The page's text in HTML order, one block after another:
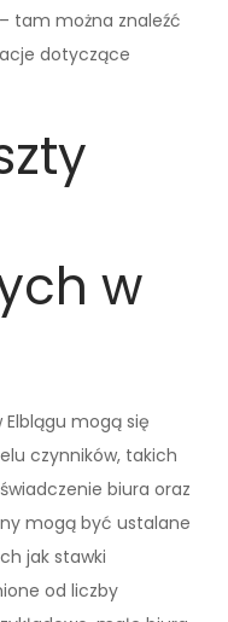
tam można znaleźć
dotyczące
w
Elblągu mogą się
czynników, takich
biura oraz
mogą być ustalane
jak stawki
od liczby